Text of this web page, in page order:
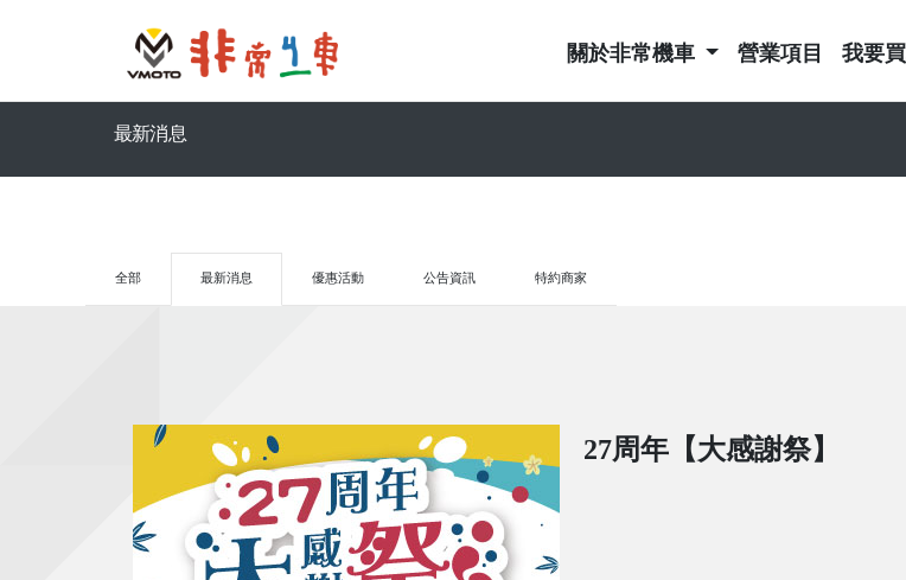
關於非常機車 營業項目 我要
最新消息
全部 最新消息 優惠活動 公告資訊 特約商家
27周年【大感謝祭】